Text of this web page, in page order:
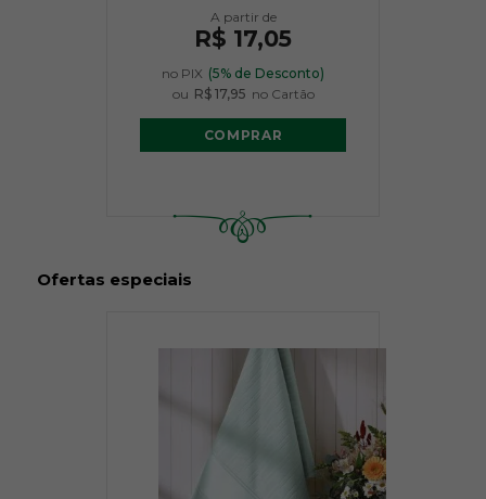
R$ 17,05
no PIX (5% de Desconto)
ou R$ 17,95 no Cartão
COMPRAR
Ofertas especiais